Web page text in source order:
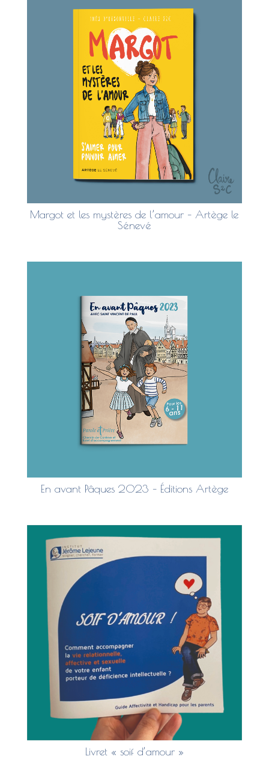
Margot et les mystères de l’amour – Artège le
Sénevé
En avant Pâques 2023 – Éditions Artège
Livret « soif d’amour »